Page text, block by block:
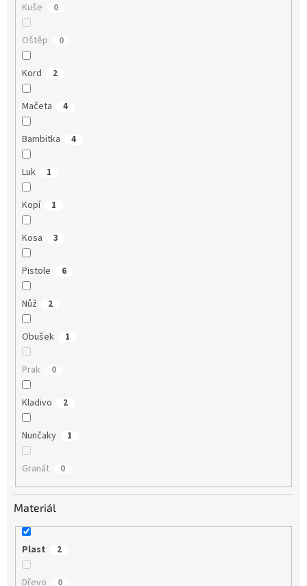
Kuše 0
Oštěp 0
Kord 2
Mačeta 4
Bambitka 4
Luk 1
Kopí 1
Kosa 3
Pistole 6
Nůž 2
Obušek 1
Prak 0
Kladivo 2
Nunčaky 1
Granát 0
Materiál
Plast 2
Dřevo 0